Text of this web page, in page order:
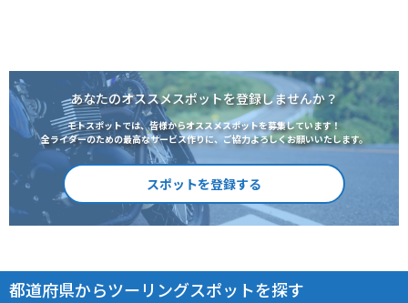
あなたのオススメスポットを登録しませんか？
モトスポットでは、皆様からオススメスポットを募集しています！
全ライダーのための最高なサービス作りに、ご協力よろしくお願いいたします。
スポットを登録する
都道府県からツーリングスポットを探す